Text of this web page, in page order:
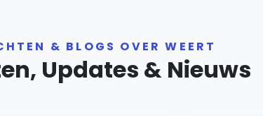
& BLOGS OVER WEERT
Updates & Nieuws